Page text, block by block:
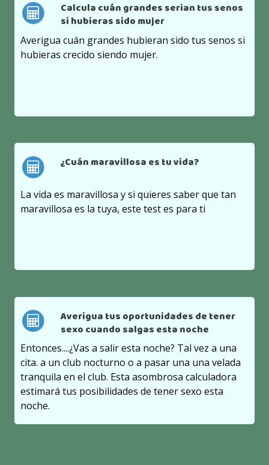
Calcula cuán grandes serian tus senos
si hubieras sido mujer
Averigua cuán grandes hubieran sido tus senos si
hubieras crecido siendo mujer.
¿Cuán maravillosa es tu vida?
La vida es maravillosa y si quieres saber que tan
maravillosa es la tuya, este test es para ti
Averigua tus oportunidades de tener
sexo cuando salgas esta noche
Entonces....¿Vas a salir esta noche? Tal vez a una
cita. a un club nocturno o a pasar una una velada
tranquila en el club. Esta asombrosa calculadora
estimará tus posibilidades de tener sexo esta
noche.